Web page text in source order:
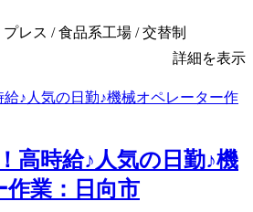
レス / 食品系工場 / 交替制
詳細を表示
高時給♪人気の日勤♪機
業：日向市